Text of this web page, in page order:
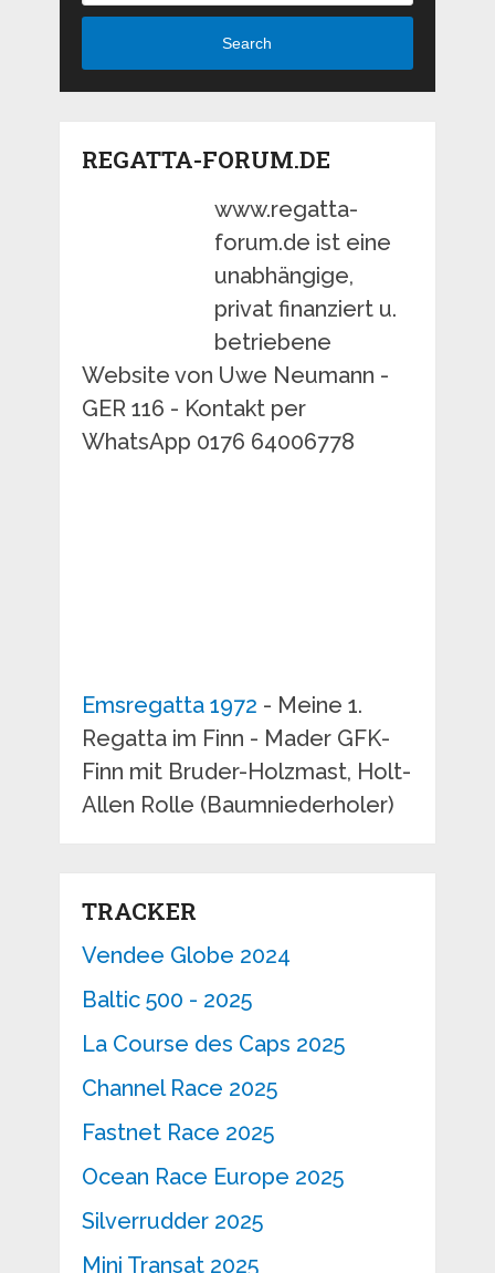
Search
REGATTA-FORUM.DE
www.regatta-
forum.de ist eine
unabhängige,
privat finanziert u.
betriebene
Website von Uwe Neumann -
GER 116 - Kontakt per
WhatsApp 0176 64006778
Emsregatta 1972 - Meine 1.
Regatta im Finn - Mader GFK-
Finn mit Bruder-Holzmast, Holt-
Allen Rolle (Baumniederholer)
TRACKER
Vendee Globe 2024
Baltic 500 - 2025
La Course des Caps 2025
Channel Race 2025
Fastnet Race 2025
Ocean Race Europe 2025
Silverrudder 2025
Mini Transat 2025